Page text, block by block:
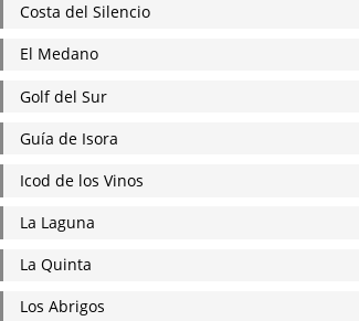
Costa del Silencio
El Medano
Golf del Sur
Guía de Isora
Icod de los Vinos
La Laguna
La Quinta
Los Abrigos